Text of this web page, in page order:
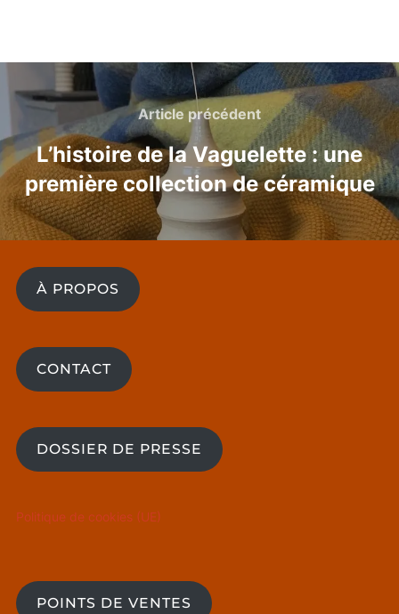
Navigation
de
l’article
Article
précédent
Article précédent
L’histoire de la Vaguelette : une
première collection de céramique
À PROPOS
CONTACT
DOSSIER DE PRESSE
Politique de cookies (UE)
POINTS DE VENTES